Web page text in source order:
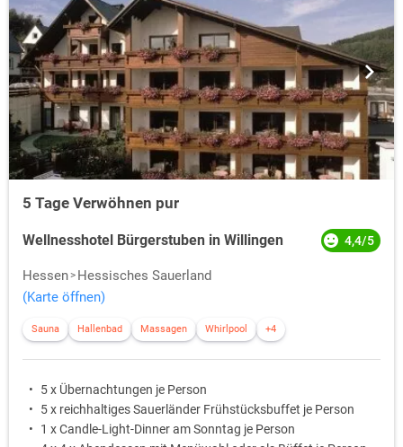
5 Tage Verwöhnen pur
Wellnesshotel Bürgerstuben in Willingen 4,4/5
Hessen
Hessisches Sauerland
(Karte öffnen)
Sauna Hallenbad Massagen Whirlpool +4
5 x Übernachtungen je Person
5 x reichhaltiges Sauerländer Frühstücksbuffet je Person
1 x Candle-Light-Dinner am Sonntag je Person